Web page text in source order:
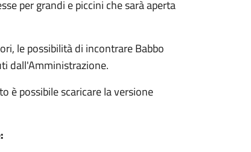
per grandi e piccini che sarà aperta
le possibilità di incontrare Babbo
dall'Amministrazione.
è possibile scaricare la versione